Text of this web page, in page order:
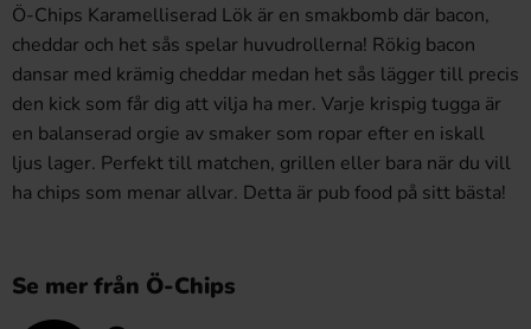
Ö-Chips Karamelliserad Lök är en smakbomb där bacon,
cheddar och het sås spelar huvudrollerna! Rökig bacon
dansar med krämig cheddar medan het sås lägger till precis
den kick som får dig att vilja ha mer. Varje krispig tugga är
en balanserad orgie av smaker som ropar efter en iskall
ljus lager. Perfekt till matchen, grillen eller bara när du vill
ha chips som menar allvar. Detta är pub food på sitt bästa!
Se mer från Ö-Chips